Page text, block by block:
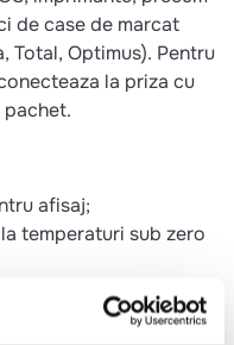
de case de marcat
Total, Optimus). Pentru
la priza cu
afisaj;
temperaturi sub zero